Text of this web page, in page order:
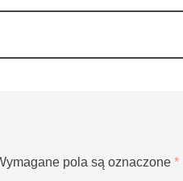
pola są oznaczone *